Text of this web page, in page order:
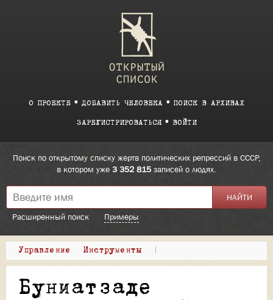
О ПРОЕКТЕ ДОБАВИТЬ ЧЕЛОВЕКА ПОИСК В АРХИВАХ
ЗАРЕГИСТРИРОВАТЬСЯ ВОЙТИ
Поиск по открытому списку жертв политических репрессий в СССР,
в котором уже 3 352 815 записей о людях.
Расширенный поиск Примеры
Управление Инструменты |
Буниатзаде